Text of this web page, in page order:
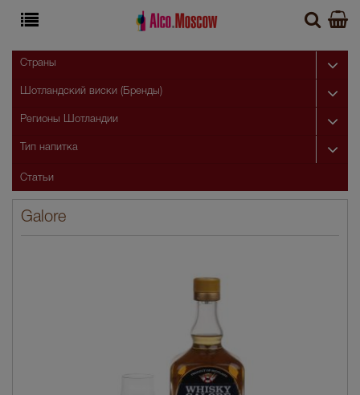
Galore
Страны
Шотландский виски (Бренды)
Регионы Шотландии
Тип напитка
Статьи